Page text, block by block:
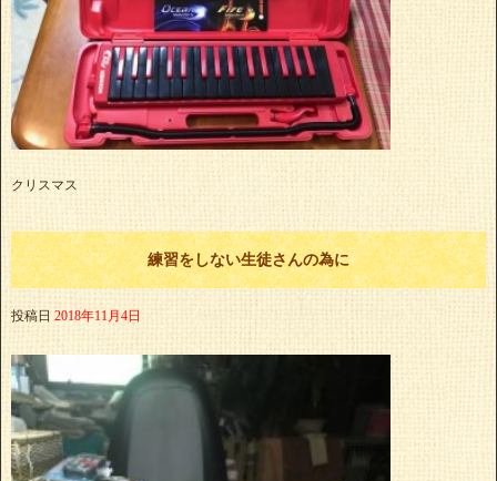
クリスマス
練習をしない生徒さんの為に
投稿日 2018年11月4日